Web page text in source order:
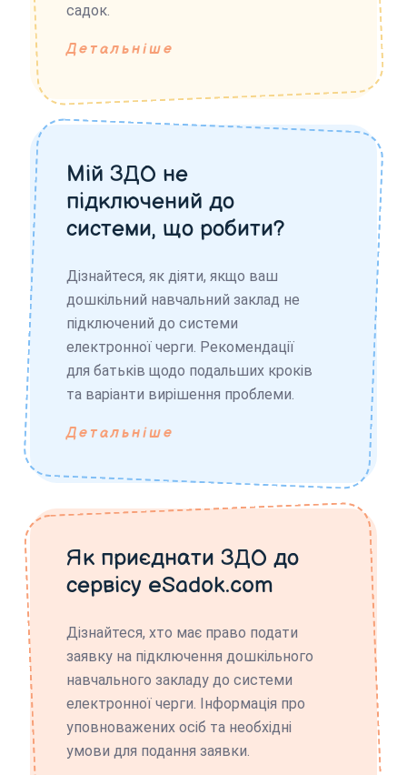
садок.
Детальніше
Мій ЗДО не
підключений до
системи, що робити?
Дізнайтеся, як діяти, якщо ваш
дошкільний навчальний заклад не
підключений до системи
електронної черги. Рекомендації
для батьків щодо подальших кроків
та варіанти вирішення проблеми.
Детальніше
Як приєднати ЗДО до
сервісу eSadok.com
Дізнайтеся, хто має право подати
заявку на підключення дошкільного
навчального закладу до системи
електронної черги. Інформація про
уповноважених осіб та необхідні
умови для подання заявки.